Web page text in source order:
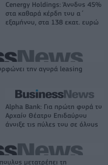
Cenergy Holdings: Άνοδος 45%
στα καθαρά κέρδη του α΄
εξαμήνου, στα 138 εκατ. ευρώ
την αγορά leasing
Alpha Bank: Για πρώτη φορά το
Αρχαίο Θέατρο Επιδαύρου
άνοιξε τις πύλες του σε όλους
μετατρέπει τη